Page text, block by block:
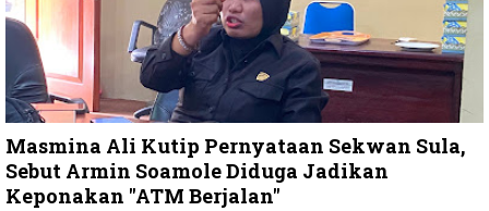
Masmina Ali Kutip Pernyataan Sekwan Sula,
Sebut Armin Soamole Diduga Jadikan
Keponakan "ATM Berjalan"